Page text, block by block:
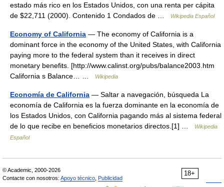
estado más rico en los Estados Unidos, con una renta per cápita
de $22,711 (2000). Contenido 1 Condados de …
Wikipedia Español
Economy of California — The economy of California is a
dominant force in the economy of the United States, with California
paying more to the federal system than it receives in direct
monetary benefits. [http://www.calinst.org/pubs/balance2003.htm
California s Balance… …
Wikipedia
Economía de California — Saltar a navegación, búsqueda La
economía de California es la fuerza dominante en la economía de
los Estados Unidos, con California pagando más al sistema federal
de lo que recibe en beneficios monetarios directos.[1] …
Wikipedia
Español
18+
© Academic, 2000-2026
Contacte con nosotros: Apoyo técnico Publicidad